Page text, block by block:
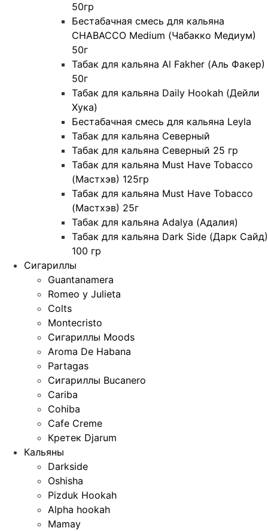
50гр
Бестабачная смесь для кальяна
CHABACCO Medium (Чабакко Медиум)
50г
Табак для кальяна Al Fakher (Аль Факер)
50г
Табак для кальяна Daily Hookah (Дейли
Хука)
Бестабачная смесь для кальяна Leyla
Табак для кальяна Северный
Табак для кальяна Северный 25 гр
Табак для кальяна Must Have Tobacco
(Мастхэв) 125гр
Табак для кальяна Must Have Tobacco
(Мастхэв) 25г
Табак для кальяна Adalya (Адалия)
Табак для кальяна Dark Side (Дарк Сайд)
100 гр
Сигариллы
Guantanamera
Romeo y Julieta
Colts
Montecristo
Сигариллы Moods
Aroma De Habana
Partagas
Сигариллы Bucanero
Cariba
Cohiba
Cafe Creme
Кретек Djarum
Кальяны
Darkside
Oshisha
Pizduk Hookah
Alpha hookah
Mamay